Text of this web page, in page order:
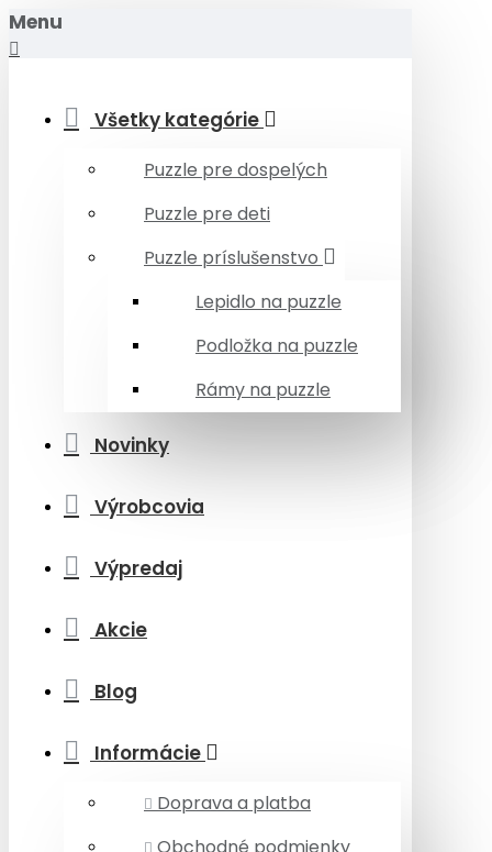
Menu
Všetky kategórie
Puzzle pre dospelých
Puzzle pre deti
Puzzle príslušenstvo
Lepidlo na puzzle
Podložka na puzzle
Rámy na puzzle
Novinky
Výrobcovia
Výpredaj
Akcie
Blog
Informácie
Doprava a platba